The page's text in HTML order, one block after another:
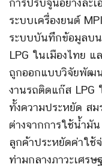
การปรับจูนอย่างละ
ระบบเครื่องยนต์
ระบบบันทึกข้อมูลบน
LPG ในเมืองไทย
ถูกออกแบบวิจัยพัฒ
งานรถติดแก๊ส LPG
ทั้งความประหยัด ส
ต่างจากการใช้น้ำมั
ลูกค้าประหยัดค่าใช้
ท่ามกลางภาวะเศร